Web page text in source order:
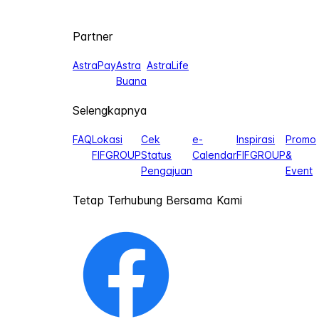
Partner
AstraPayAstra
Buana
AstraLife
Selengkapnya
FAQLokasi
FIFGROUP
Cek
Status
Pengajuan
e-
Calendar
Inspirasi
FIFGROUP
Promo
&
Event
Tetap Terhubung Bersama Kami